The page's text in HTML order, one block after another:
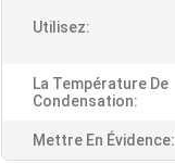
Utilisez:
La Température De
Condensation:
Mettre En Évidence: